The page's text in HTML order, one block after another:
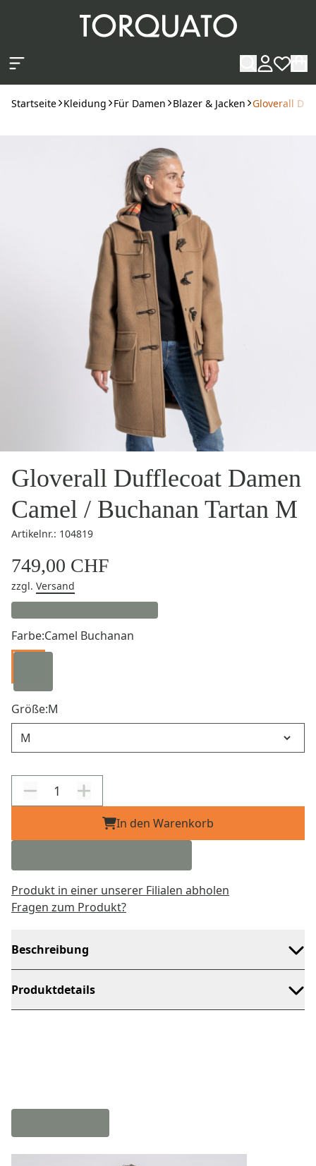
Startseite Kleidung Für Damen Blazer & Jacken Gloverall
Gloverall Dufflecoat Damen
Camel / Buchanan Tartan M
Artikelnr.: 104819
749,00 CHF
zzgl. Versand
Farbe:Camel Buchanan
Größe:M
In den Warenkorb
Produkt in einer unserer Filialen abholen
Fragen zum Produkt?
Beschreibung
Produktdetails